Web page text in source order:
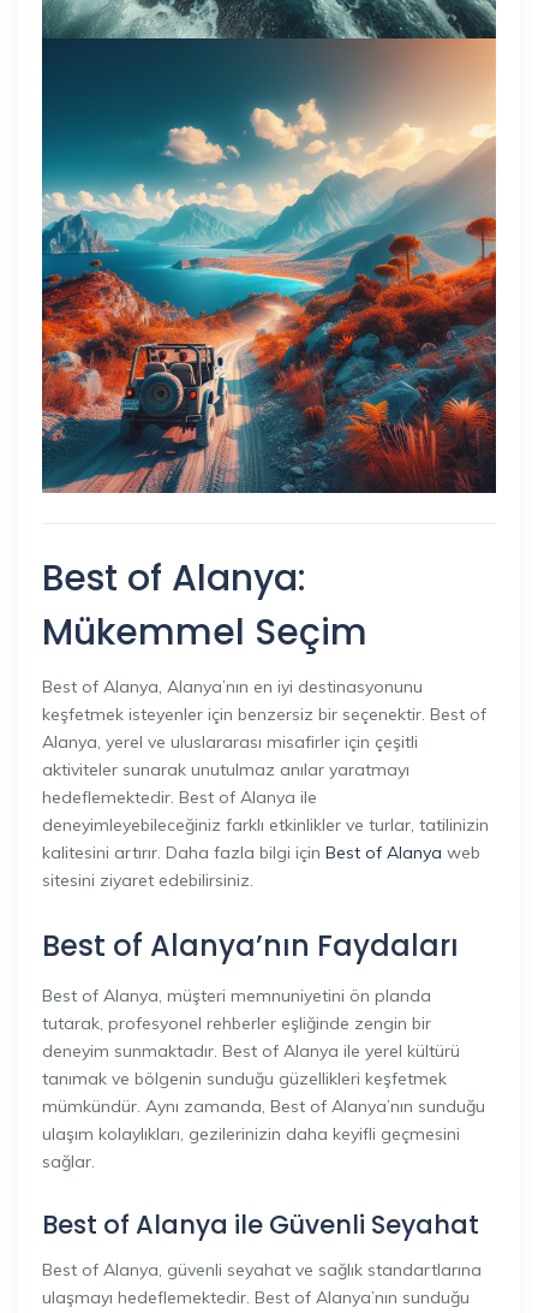
Best of Alanya:
Mükemmel Seçim
Best of Alanya, Alanya’nın en iyi destinasyonunu
keşfetmek isteyenler için benzersiz bir seçenektir. Best of
Alanya, yerel ve uluslararası misafirler için çeşitli
aktiviteler sunarak unutulmaz anılar yaratmayı
hedeflemektedir. Best of Alanya ile
deneyimleyebileceğiniz farklı etkinlikler ve turlar, tatilinizin
kalitesini artırır. Daha fazla bilgi için Best of Alanya web
sitesini ziyaret edebilirsiniz.
Best of Alanya’nın Faydaları
Best of Alanya, müşteri memnuniyetini ön planda
tutarak, profesyonel rehberler eşliğinde zengin bir
deneyim sunmaktadır. Best of Alanya ile yerel kültürü
tanımak ve bölgenin sunduğu güzellikleri keşfetmek
mümkündür. Aynı zamanda, Best of Alanya’nın sunduğu
ulaşım kolaylıkları, gezilerinizin daha keyifli geçmesini
sağlar.
Best of Alanya ile Güvenli Seyahat
Best of Alanya, güvenli seyahat ve sağlık standartlarına
ulaşmayı hedeflemektedir. Best of Alanya’nın sunduğu